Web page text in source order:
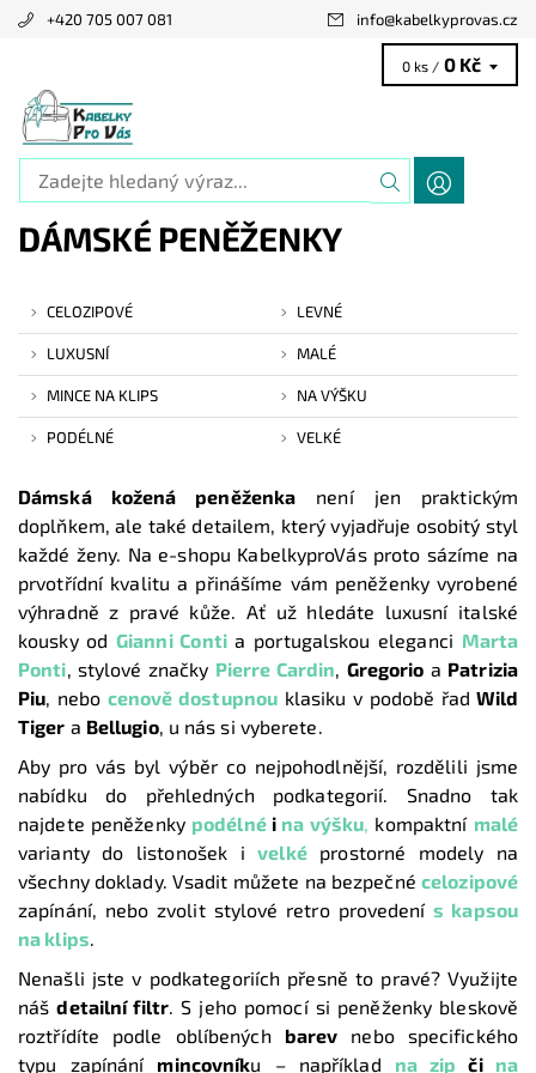
+420 705 007 081 info@kabelkyprovas.cz
0 ks / 0 Kč
DÁMSKÉ PENĚŽENKY
CELOZIPOVÉ LEVNÉ
LUXUSNÍ MALÉ
MINCE NA KLIPS NA VÝŠKU
PODÉLNÉ VELKÉ
Dámská kožená peněženka není jen praktickým
doplňkem, ale také detailem, který vyjadřuje osobitý styl
každé ženy. Na e-shopu KabelkyproVás proto sázíme na
prvotřídní kvalitu a přinášíme vám peněženky vyrobené
výhradně z pravé kůže. Ať už hledáte luxusní italské
kousky odGianni Contia portugalskou eleganci Marta
Ponti, stylové značky Pierre Cardin, Gregorio a Patrizia
Piu, nebo cenově dostupnou klasiku v podobě řad Wild
Tiger a Bellugio, u nás si vyberete.
Aby pro vás byl výběr co nejpohodlnější, rozdělili jsme
nabídku do přehledných podkategorií. Snadno tak
najdete peněženky podélnéi na výšku, kompaktní malé
varianty do listonošek ivelképrostorné modely na
všechny doklady. Vsadit můžete na bezpečné celozipové
zapínání, nebo zvolit stylové retro provedenís kapsou
na klips.
Nenašli jste v podkategoriích přesně to pravé? Využijte
nášdetailní filtr. S jeho pomocí si peněženky bleskově
roztřídíte podle oblíbených barev nebo specifického
typu zapínání mincovníku – například na zip či na